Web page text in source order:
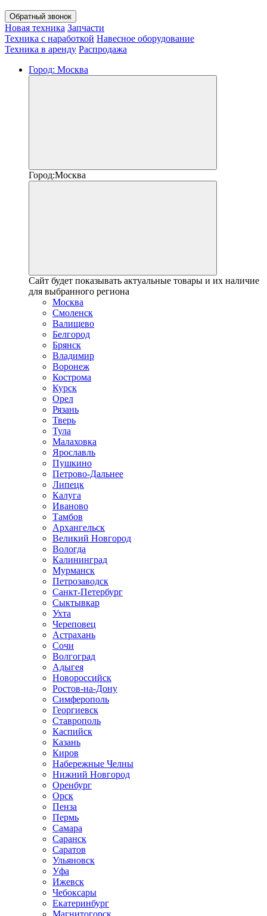
Обратный звонок
Новая техника Запчасти
Техника с наработкой Навесное оборудование
Техника в аренду Распродажа
Город: Москва
Город:Москва
Сайт будет показывать актуальные товары и их наличие
для выбранного региона
Москва
Смоленск
Валищево
Белгород
Брянск
Владимир
Воронеж
Кострома
Курск
Орел
Рязань
Тверь
Тула
Малаховка
Ярославль
Пушкино
Петрово-Дальнее
Липецк
Калуга
Иваново
Тамбов
Архангельск
Великий Новгород
Вологда
Калининград
Мурманск
Петрозаводск
Санкт-Петербург
Сыктывкар
Ухта
Череповец
Астрахань
Сочи
Волгоград
Адыгея
Новороссийск
Ростов-на-Дону
Симферополь
Георгиевск
Ставрополь
Каспийск
Казань
Киров
Набережные Челны
Нижний Новгород
Оренбург
Орск
Пенза
Пермь
Самара
Саранск
Саратов
Ульяновск
Уфа
Ижевск
Чебоксары
Екатеринбург
Магнитогорск